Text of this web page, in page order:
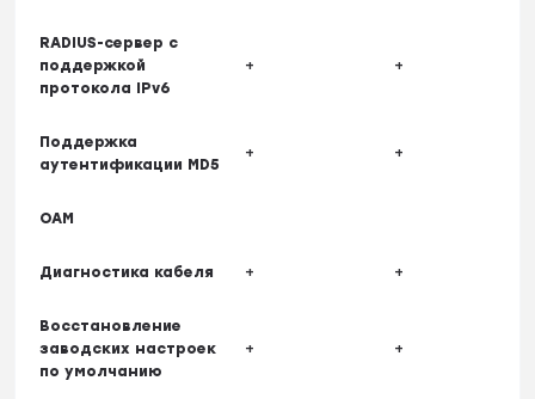
RADIUS-сервер с
поддержкой
протокола IPv6
+ +
Поддержка
аутентификации MD5
+ +
OAM
Диагностика кабеля + +
Восстановление
заводских настроек
по умолчанию
+ +